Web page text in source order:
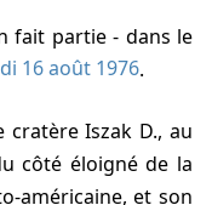
fait partie - dans le
16 août 1976.
côté éloigné de la
américaine, et son